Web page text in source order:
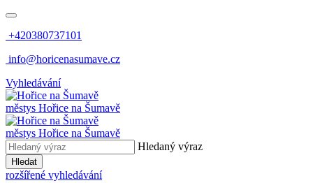
+420380737101
info@horicenasumave.cz
Vyhledávání
městys Hořice na Šumavě
městys Hořice na Šumavě
Hledaný výraz
Hledat
rozšířené vyhledávání